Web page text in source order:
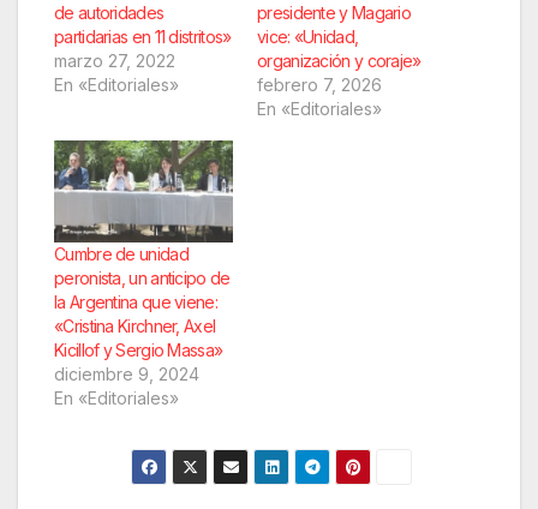
de autoridades
partidarias en 11 distritos»
marzo 27, 2022
En «Editoriales»
presidente y Magario
vice: «Unidad,
organización y coraje»
febrero 7, 2026
En «Editoriales»
Cumbre de unidad
peronista, un anticipo de
la Argentina que viene:
«Cristina Kirchner, Axel
Kicillof y Sergio Massa»
diciembre 9, 2024
En «Editoriales»